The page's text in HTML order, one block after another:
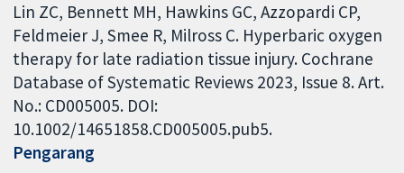
Lin ZC, Bennett MH, Hawkins GC, Azzopardi CP,
Feldmeier J, Smee R, Milross C. Hyperbaric oxygen
therapy for late radiation tissue injury. Cochrane
Database of Systematic Reviews 2023, Issue 8. Art.
No.: CD005005. DOI:
10.1002/14651858.CD005005.pub5.
Pengarang